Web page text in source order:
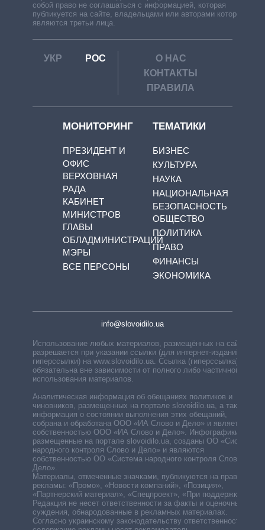
собой право не соглашаться с информацией, которая
публикуется на сайте, владельцами или авторами которой
являются третьи лица.
УКР РОС
О НАС
КОНТАКТЫ
ПРАВИЛА
МОНИТОРИНГ
ПРЕЗИДЕНТ И
ОФИС
ВЕРХОВНАЯ
РАДА
КАБИНЕТ
МИНИСТРОВ
ГЛАВЫ
ОБЛАДМИНИСТРАЦИЙ
МЭРЫ
ВСЕ ПЕРСОНЫ
ТЕМАТИКИ
БИЗНЕС
КУЛЬТУРА
НАУКА
НАЦИОНАЛЬНАЯ
БЕЗОПАСНОСТЬ
ОБЩЕСТВО
ПОЛИТИКА
ПРАВО
ФИНАНСЫ
ЭКОНОМИКА
info@slovoidilo.ua
Использование любых материалов, размещённых на сайте,
разрешается при указании ссылки (для интернет-изданий —
гиперссылки) на www.slovoidilo.ua. Ссылка (гиперссылка)
обязательна вне зависимости от полного либо частичного
использования материалов.
Аналитическая информация об обещаниях политиков и
чиновников, размещенных на портале slovoidilo.ua, а также
информация о состоянии выполнения этих обещаний,
собрана и обработана ООО «ИА Слово и Дело» и является
собственностью ООО «ИА Слово и Дело». Инфографики,
размещенные на портале slovoidilo.ua, созданы ОО «Система
народного контроля Слово и Дело» и являются
собственностью ОО «Система народного контроля Слово и
Дело».
Материалы, отмеченные значками, публикуются на правах
рекламы: «Промо», «Новости компаний», «Позиция»,
«Партнерский материал», «Спецпроект», «При поддержке».
Редакция не несет ответственности за факты и оценочные
суждения, обнародованные в рекламных материалах.
Согласно украинскому законодательству ответственность за